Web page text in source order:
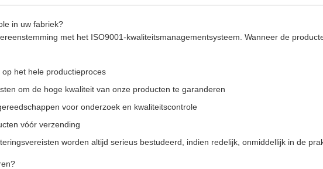
in uw fabriek?
met het ISO9001-kwaliteitsmanagementsysteem. Wanneer de
het hele productieproces
om de hoge kwaliteit van onze producten te garanderen
voor onderzoek en kwaliteitscontrole
vóór verzending
worden altijd serieus bestudeerd, indien redelijk, onmiddellijk in de